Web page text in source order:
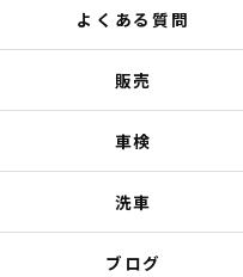
よくある質問
販売
車検
洗車
ブログ